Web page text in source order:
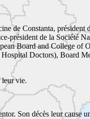
de Constanta, président
président de la Société
Board and College of
Doctors), Board
leur vie.
Son décès leur cause